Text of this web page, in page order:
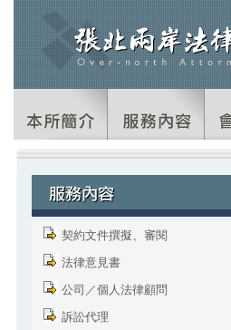
契約文件撰擬、審閱
法律意見書
公司／個人法律顧問
訴訟代理